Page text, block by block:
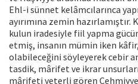
Ehl-i sünnet kelâmcılarınca
ayırımına zemin
kulun iradesiyle fiil yapma
etmiş, insanın mümin iken
olabileceğini söyleyerek cebir
tasdik, mârifet ve ikrar
mârifeti yeterli gören